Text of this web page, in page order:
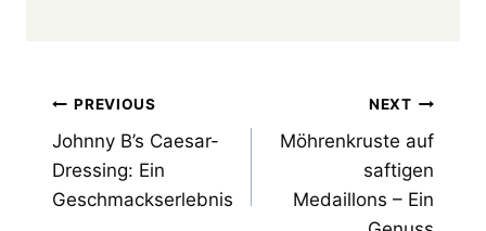
Post
navigation
PREVIOUS
Johnny B’s Caesar-
Dressing: Ein
Geschmackserlebnis
NEXT
Möhrenkruste auf
saftigen
Medaillons – Ein